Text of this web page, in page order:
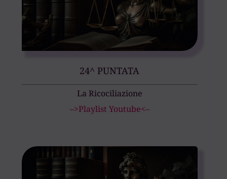
24^ PUNTATA
La Ricociliazione
–>Playlist Youtube<–